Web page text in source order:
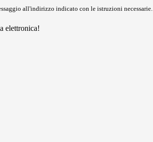
all'indirizzo indicato con le istruzioni necessarie.
elettronica!